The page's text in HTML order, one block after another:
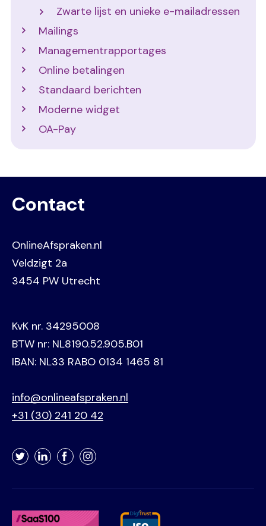
Zwarte lijst en unieke e-mailadressen
Mailings
Managementrapportages
Online betalingen
Standaard berichten
Moderne widget
OA-Pay
Contact
OnlineAfspraken.nl
Veldzigt 2a
3454 PW Utrecht
KvK nr. 34295008
BTW nr: NL8190.52.905.B01
IBAN: NL33 RABO 0134 1465 81
info@onlineafspraken.nl
+31 (30) 241 20 42
TwitterLinkedInFacebookInstagram